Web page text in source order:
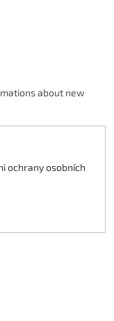
about new
ochrany osobních